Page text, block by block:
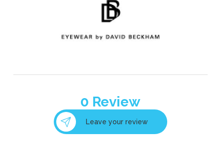
0 Review
Leave your review